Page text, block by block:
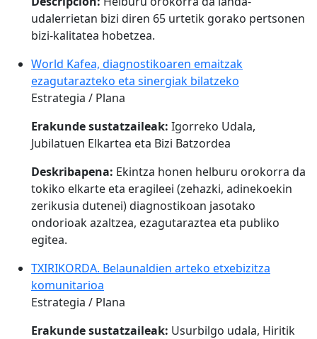
udalerrietan bizi diren 65 urtetik gorako pertsonen
bizi-kalitatea hobetzea.
World Kafea, diagnostikoaren emaitzak
ezagutarazteko eta sinergiak bilatzeko
Estrategia / Plana
Erakunde sustatzaileak: Igorreko Udala,
Jubilatuen Elkartea eta Bizi Batzordea
Deskribapena: Ekintza honen helburu orokorra da
tokiko elkarte eta eragileei (zehazki, adinekoekin
zerikusia dutenei) diagnostikoan jasotako
ondorioak azaltzea, ezagutaraztea eta publiko
egitea.
TXIRIKORDA. Belaunaldien arteko etxebizitza
komunitarioa
Estrategia / Plana
Erakunde sustatzaileak: Usurbilgo udala, Hiritik